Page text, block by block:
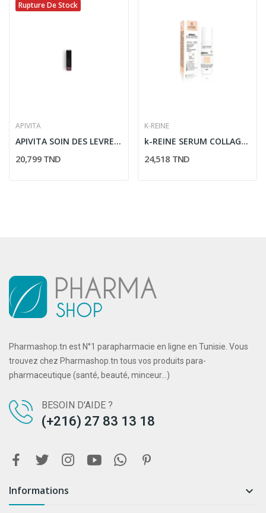
Rupture De Stock
APIVITA
APIVITA SOIN DES LEVRES AU CASSIS
20,799 TND
K-REINE
k-REINE SERUM COLLAGENE CONTOUR YEUX 20 ML
24,518 TND
Pharmashop.tn est N°1 parapharmacie en ligne en Tunisie. Vous
trouvez chez Pharmashop.tn tous vos produits para-
pharmaceutique (santé, beauté, minceur...)
BESOIN D'AIDE ?
(+216) 27 83 13 18
Informations 